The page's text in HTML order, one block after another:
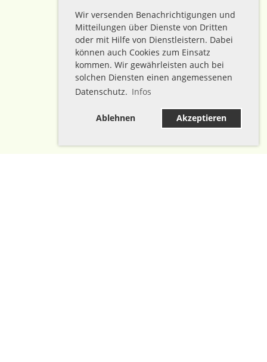
Wir versenden Benachrichtigungen und
Mitteilungen über Dienste von Dritten
oder mit Hilfe von Dienstleistern. Dabei
können auch Cookies zum Einsatz
kommen. Wir gewährleisten auch bei
solchen Diensten einen angemessenen
Datenschutz. Infos
Ablehnen Akzeptieren